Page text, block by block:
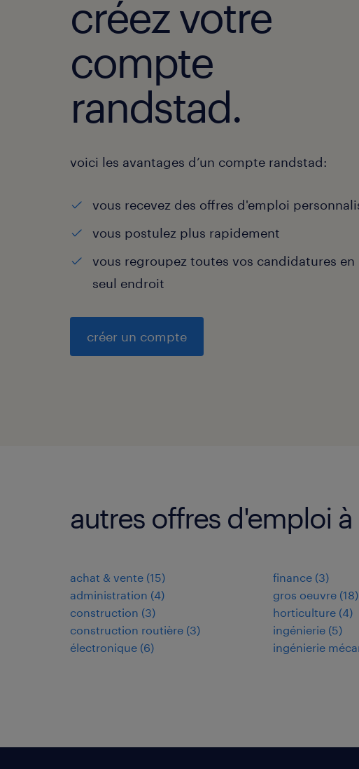
créez votre
compte
randstad.
voici les avantages d’un compte randstad:
vous recevez des offres d'emploi
vous postulez plus rapidement
vous regroupez toutes vos candidatures en
seul endroit
créer un compte
autres offres d'emploi à
achat & vente (15)
administration (4)
construction (3)
construction routière (3)
électronique (6)
finance (3)
gros oeuvre (18)
horticulture (4)
ingénierie (5)
ingénierie